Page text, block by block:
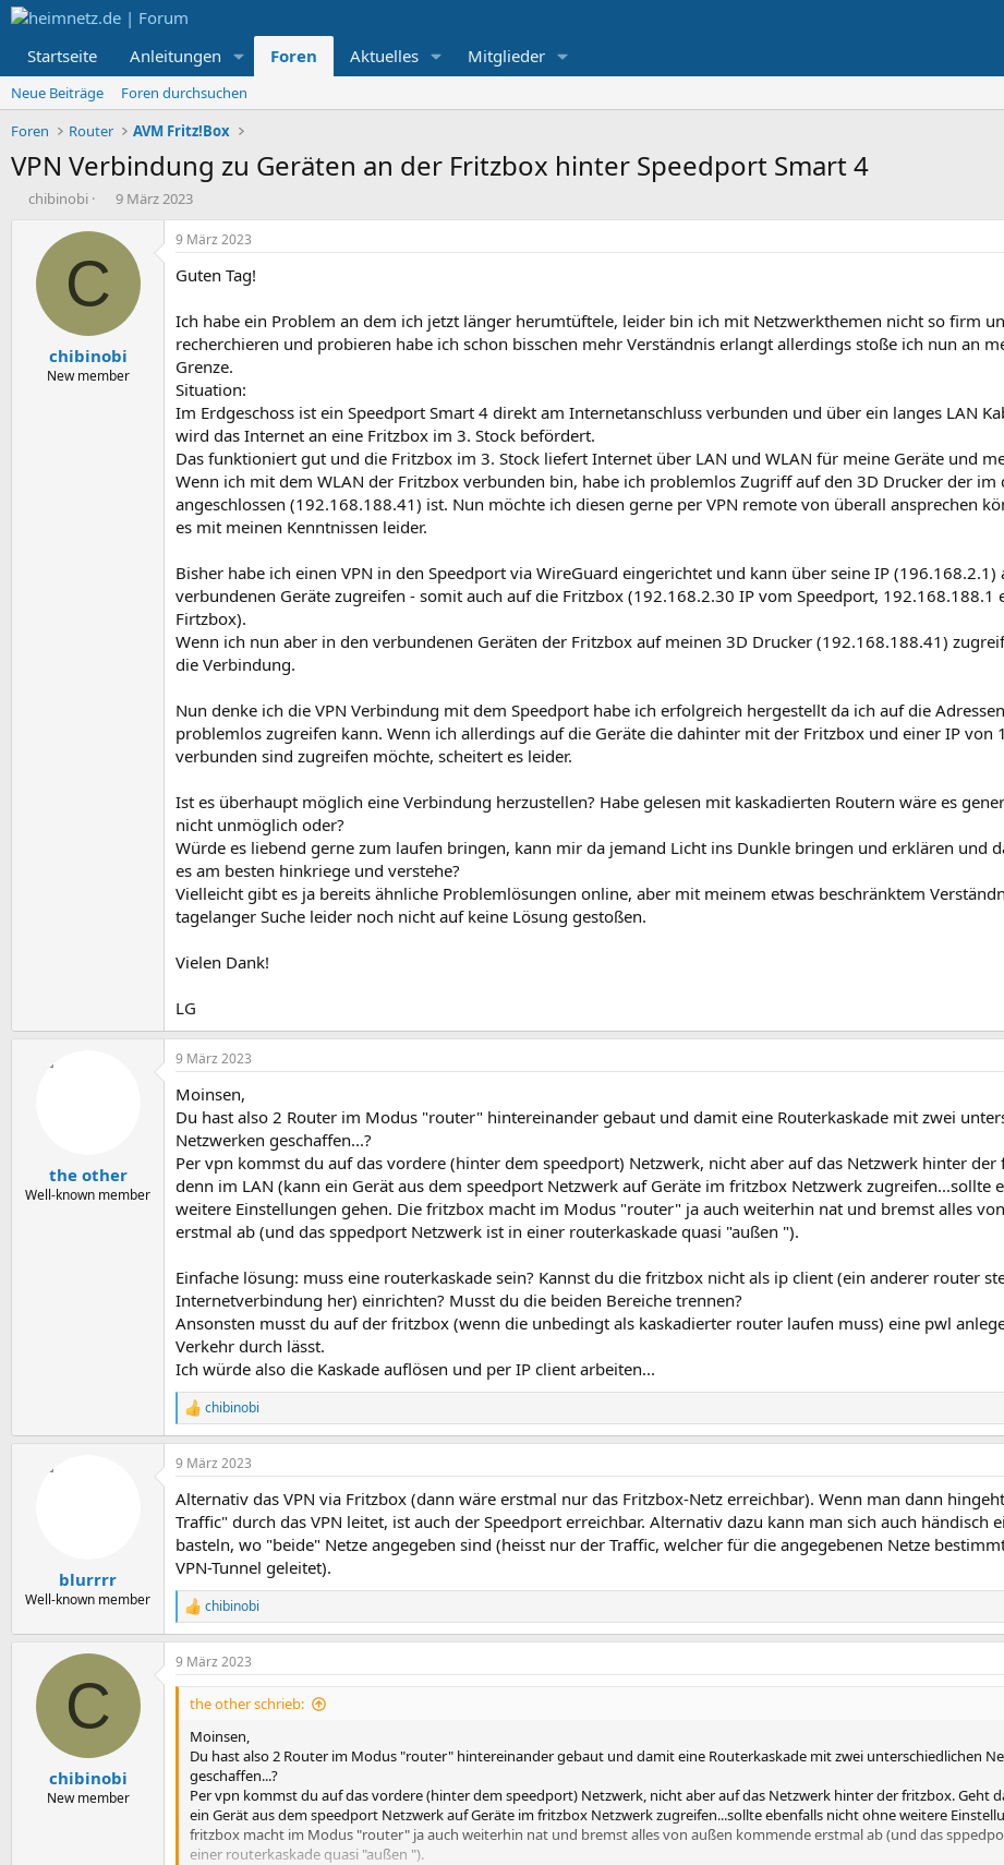
Startseite Anleitungen Foren Aktuelles Mitglieder
Neue Beiträge
Foren durchsuchen
Foren
Router AVM Fritz!Box
VPN Verbindung zu Geräten an der Fritzbox hinter Speedport Smart 4
E
chibinobi
E
s
t
a
m
9 März 2023
C
chibinobi
New member
9 März 2023
Guten Tag!
Ich habe ein Problem an dem ich jetzt länger herumtüftele, leider bin ich mit Netzwerkthemen nicht so firm
recherchieren und probieren habe ich schon bisschen mehr Verständnis erlangt allerdings stoße ich nun an
Grenze.
Situation:
Im Erdgeschoss ist ein Speedport Smart 4 direkt am Internetanschluss verbunden und über ein langes LAN
wird das Internet an eine Fritzbox im 3. Stock befördert.
Das funktioniert gut und die Fritzbox im 3. Stock liefert Internet über LAN und WLAN für meine Geräte und
Wenn ich mit dem WLAN der Fritzbox verbunden bin, habe ich problemlos Zugriff auf den 3D Drucker der im
angeschlossen (192.168.188.41) ist. Nun möchte ich diesen gerne per VPN remote von überall ansprechen
es mit meinen Kenntnissen leider.
Bisher habe ich einen VPN in den Speedport via WireGuard eingerichtet und kann über seine IP
verbundenen Geräte zugreifen - somit auch auf die Fritzbox (192.168.2.30 IP vom Speedport, 192.168.188.1
Firtzbox).
Wenn ich nun aber in den verbundenen Geräten der Fritzbox auf meinen 3D Drucker (192.168.188.41)
die Verbindung.
Nun denke ich die VPN Verbindung mit dem Speedport habe ich erfolgreich hergestellt da ich auf die
problemlos zugreifen kann. Wenn ich allerdings auf die Geräte die dahinter mit der Fritzbox und einer IP von
verbunden sind zugreifen möchte, scheitert es leider.
Ist es überhaupt möglich eine Verbindung herzustellen? Habe gelesen mit kaskadierten Routern wäre es
nicht unmöglich oder?
Würde es liebend gerne zum laufen bringen, kann mir da jemand Licht ins Dunkle bringen und erklären und
es am besten hinkriege und verstehe?
Vielleicht gibt es ja bereits ähnliche Problemlösungen online, aber mit meinem etwas beschränktem
tagelanger Suche leider noch nicht auf keine Lösung gestoßen.
Vielen Dank!
LG
the other
Well-known member
9 März 2023
Moinsen,
Du hast also 2 Router im Modus "router" hintereinander gebaut und damit eine Routerkaskade mit zwei
Netzwerken geschaffen...?
Per vpn kommst du auf das vordere (hinter dem speedport) Netzwerk, nicht aber auf das Netzwerk hinter der
denn im LAN (kann ein Gerät aus dem speedport Netzwerk auf Geräte im fritzbox Netzwerk zugreifen...sollte
weitere Einstellungen gehen. Die fritzbox macht im Modus "router" ja auch weiterhin nat und bremst alles
erstmal ab (und das sppedport Netzwerk ist in einer routerkaskade quasi "außen ").
Einfache lösung: muss eine routerkaskade sein? Kannst du die fritzbox nicht als ip client (ein anderer router
Internetverbindung her) einrichten? Musst du die beiden Bereiche trennen?
Ansonsten musst du auf der fritzbox (wenn die unbedingt als kaskadierter router laufen muss) eine pwl
Verkehr durch lässt.
Ich würde also die Kaskade auflösen und per IP client arbeiten...
R
e
a
k
i
o
e
n
:
chibinobi
blurrrr
Well-known member
9 März 2023
Alternativ das VPN via Fritzbox (dann wäre erstmal nur das Fritzbox-Netz erreichbar). Wenn man dann
Traffic" durch das VPN leitet, ist auch der Speedport erreichbar. Alternativ dazu kann man sich auch händisch
basteln, wo "beide" Netze angegeben sind (heisst nur der Traffic, welcher für die angegebenen Netze
VPN-Tunnel geleitet).
R
e
a
k
t
chibinobi
C
chibinobi
New member
9 März 2023
the other schrieb:
Moinsen,
Du hast also 2 Router im Modus "router" hintereinander gebaut und damit eine Routerkaskade mit zwei unterschiedlichen
geschaffen...?
Per vpn kommst du auf das vordere (hinter dem speedport) Netzwerk, nicht aber auf das Netzwerk hinter der fritzbox. Geht
ein Gerät aus dem speedport Netzwerk auf Geräte im fritzbox Netzwerk zugreifen...sollte ebenfalls nicht ohne weitere
fritzbox macht im Modus "router" ja auch weiterhin nat und bremst alles von außen kommende erstmal ab (und das
einer routerkaskade quasi "außen ").